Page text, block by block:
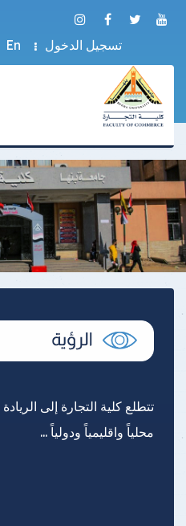
تسجيل الدخول En
تتطلع كلية التجارة إلى
محلياً واقليمياً ودولياً ...